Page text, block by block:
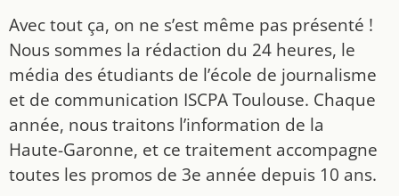
Avec tout ça, on ne s’est même pas présenté !
Nous sommes la rédaction du 24 heures, le
média des étudiants de l’école de journalisme
et de communication ISCPA Toulouse. Chaque
année, nous traitons l’information de la
Haute-Garonne, et ce traitement accompagne
toutes les promos de 3e année depuis 10 ans.